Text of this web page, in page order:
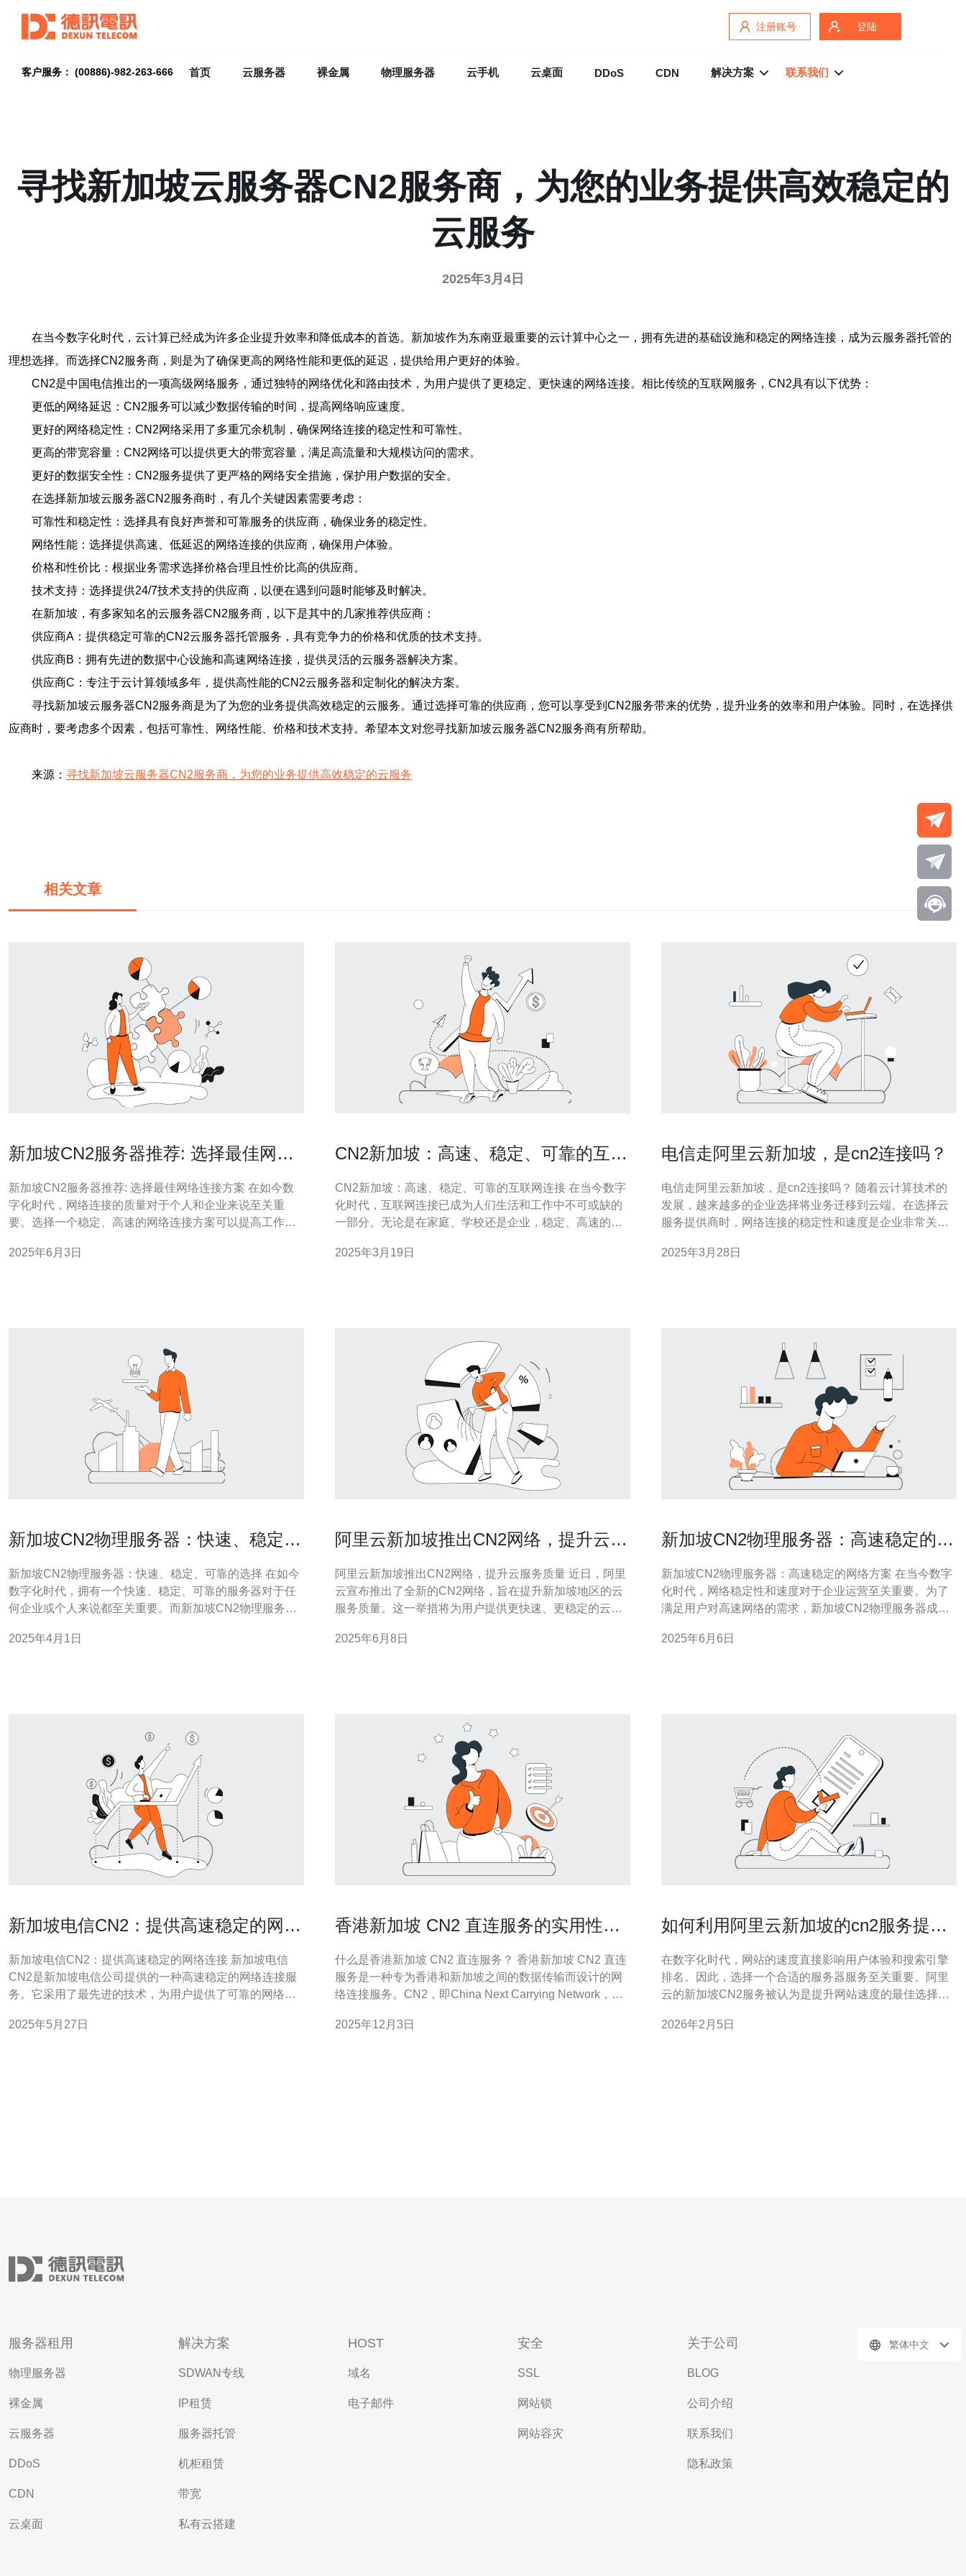
注册账号 登陆
客户服务： (00886)-982-263-666 首页 云服务器 裸金属 物理服务器 云手机 云桌面 DDoS CDN 解决方案 联系我们
寻找新加坡云服务器CN2服务商，为您的业务提供高效稳定的
云服务
2025年3月4日
在当今数字化时代，云计算已经成为许多企业提升效率和降低成本的首选。新加坡作为东南亚最重要的云计算中心之一，拥有先进的基础设施和稳定的网络连接，成为云服务器托管的
理想选择。而选择CN2服务商，则是为了确保更高的网络性能和更低的延迟，提供给用户更好的体验。
CN2是中国电信推出的一项高级网络服务，通过独特的网络优化和路由技术，为用户提供了更稳定、更快速的网络连接。相比传统的互联网服务，CN2具有以下优势：
更低的网络延迟：CN2服务可以减少数据传输的时间，提高网络响应速度。
更好的网络稳定性：CN2网络采用了多重冗余机制，确保网络连接的稳定性和可靠性。
更高的带宽容量：CN2网络可以提供更大的带宽容量，满足高流量和大规模访问的需求。
更好的数据安全性：CN2服务提供了更严格的网络安全措施，保护用户数据的安全。
在选择新加坡云服务器CN2服务商时，有几个关键因素需要考虑：
可靠性和稳定性：选择具有良好声誉和可靠服务的供应商，确保业务的稳定性。
网络性能：选择提供高速、低延迟的网络连接的供应商，确保用户体验。
价格和性价比：根据业务需求选择价格合理且性价比高的供应商。
技术支持：选择提供24/7技术支持的供应商，以便在遇到问题时能够及时解决。
在新加坡，有多家知名的云服务器CN2服务商，以下是其中的几家推荐供应商：
供应商A：提供稳定可靠的CN2云服务器托管服务，具有竞争力的价格和优质的技术支持。
供应商B：拥有先进的数据中心设施和高速网络连接，提供灵活的云服务器解决方案。
供应商C：专注于云计算领域多年，提供高性能的CN2云服务器和定制化的解决方案。
寻找新加坡云服务器CN2服务商是为了为您的业务提供高效稳定的云服务。通过选择可靠的供应商，您可以享受到CN2服务带来的优势，提升业务的效率和用户体验。同时，在选择供
应商时，要考虑多个因素，包括可靠性、网络性能、价格和技术支持。希望本文对您寻找新加坡云服务器CN2服务商有所帮助。
来源： 寻找新加坡云服务器CN2服务商，为您的业务提供高效稳定的云服务
相关文章
新加坡CN2服务器推荐: 选择最佳网络
新加坡CN2服务器推荐: 选择最佳网络连接方案 在如今数
字化时代，网络连接的质量对于个人和企业来说至关重
要。选择一个稳定、高速的网络连接方案可以提高工作效
优质的选择，让我们来看看它的优势以及如何选择最佳的
2025年6月3日
CN2新加坡：高速、稳定、可靠的互联
CN2新加坡：高速、稳定、可靠的互联网连接 在当今数字
化时代，互联网连接已成为人们生活和工作中不可或缺的
一部分。无论是在家庭、学校还是企业，稳定、高速的互
关重要。 作为一个发达的亚洲国家，新加坡一直致力于提
2025年3月19日
电信走阿里云新加坡，是cn2连接吗？
电信走阿里云新加坡，是cn2连接吗？ 随着云计算技术的
发展，越来越多的企业选择将业务迁移到云端。在选择云
服务提供商时，网络连接的稳定性和速度是企业非常关注
盖全球的数据中心网络，备受企业青睐。那么，电信走阿
2025年3月28日
新加坡CN2物理服务器：快速、稳定、
新加坡CN2物理服务器：快速、稳定、可靠的选择 在如今
数字化时代，拥有一个快速、稳定、可靠的服务器对于任
何企业或个人来说都至关重要。而新加坡CN2物理服务器
特点以及为何它是一个值得考虑的选项。 新加坡CN2物理
2025年4月1日
阿里云新加坡推出CN2网络，提升云服
阿里云新加坡推出CN2网络，提升云服务质量 近日，阿里
云宣布推出了全新的CN2网络，旨在提升新加坡地区的云
服务质量。这一举措将为用户提供更快速、更稳定的云服
的一种新型网络架构，通过优化网络路由和传输方式，提
2025年6月8日
新加坡CN2物理服务器：高速稳定的网
新加坡CN2物理服务器：高速稳定的网络方案 在当今数字
化时代，网络稳定性和速度对于企业运营至关重要。为了
满足用户对高速网络的需求，新加坡CN2物理服务器成为
服务器的特点和优势。 新加坡CN2物理服务器是指在新加
2025年6月6日
新加坡电信CN2：提供高速稳定的网络
新加坡电信CN2：提供高速稳定的网络连接 新加坡电信
CN2是新加坡电信公司提供的一种高速稳定的网络连接服
务。它采用了最先进的技术，为用户提供了可靠的网络连
用了多种技术，包括全球负载均衡、多路径优化等，确保
2025年5月27日
香港新加坡 CN2 直连服务的实用性评
什么是香港新加坡 CN2 直连服务？ 香港新加坡 CN2 直连
服务是一种专为香港和新加坡之间的数据传输而设计的网
络连接服务。CN2，即China Next Carrying Network，属
接，适合需要高质量网络环境的企业和个人用户。通过这
2025年12月3日
如何利用阿里云新加坡的cn2服务提升
在数字化时代，网站的速度直接影响用户体验和搜索引擎
排名。因此，选择一个合适的服务器服务至关重要。阿里
云的新加坡CN2服务被认为是提升网站速度的最佳选择之
理，成为了许多企业和开发者的首选。本文将深入探讨如
2026年2月5日
服务器租用
物理服务器
裸金属
云服务器
DDoS
CDN
云桌面
解决方案
SDWAN专线
IP租赁
服务器托管
机柜租赁
带宽
私有云搭建
HOST
域名
电子邮件
安全
SSL
网站锁
网站容灾
关于公司
BLOG
公司介绍
联系我们
隐私政策
繁体中文